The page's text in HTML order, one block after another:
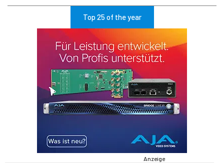
Top 25 of the year
Anzeige